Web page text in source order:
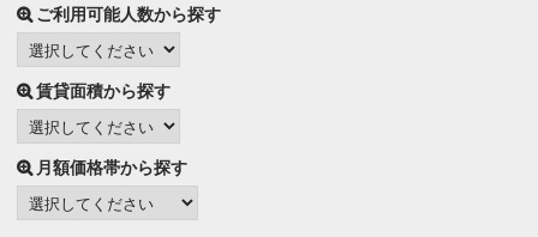
ご利用可能人数から探す
賃貸面積から探す
月額価格帯から探す